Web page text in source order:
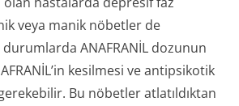
veya manik nöbetler de
ANAFRANİL dozunun
kesilmesi ve antipsikotik
Bu nöbetler atlatıldıktan